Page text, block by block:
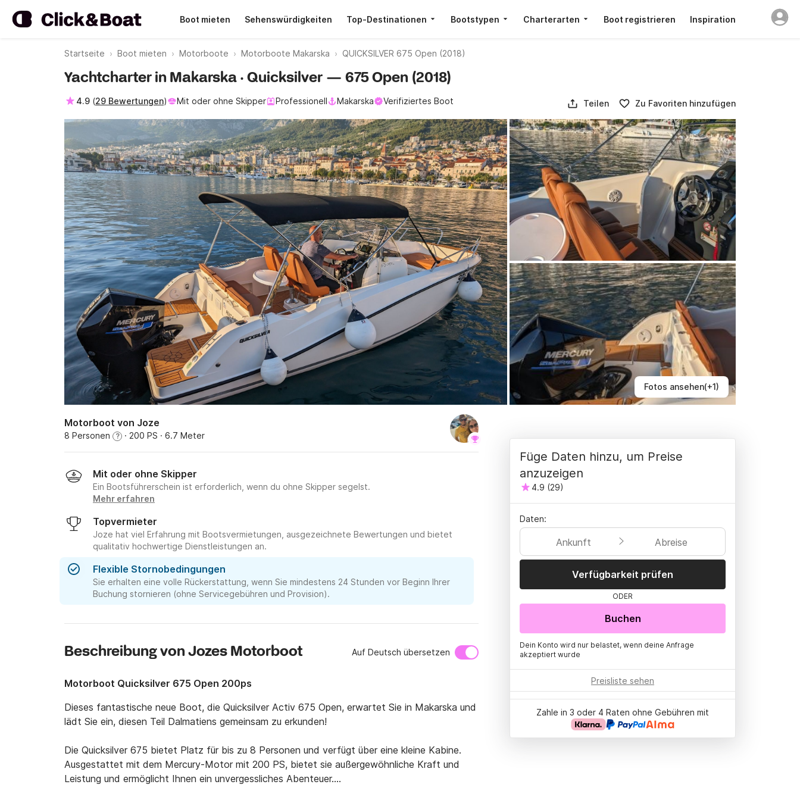
Boot mieten Sehenswürdigkeiten Top-Destinationen Bootstypen Charterarten Boot registrieren Inspiration
Startseite Boot mieten Motorboote Motorboote Makarska QUICKSILVER 675 Open (2018)
Fotos ansehen(+1)
Yachtcharter in Makarska · Quicksilver — 675 Open (2018)
4.9 (29 Bewertungen) Mit oder ohne Skipper Professionell Makarska Verifiziertes Boot Teilen Zu Favoriten hinzufügen
Motorboot von Joze
8 Personen ? · 200 PS · 6.7 Meter
Mit oder ohne Skipper
Ein Bootsführerschein ist erforderlich, wenn du ohne Skipper segelst.
Mehr erfahren
Topvermieter
Joze hat viel Erfahrung mit Bootsvermietungen, ausgezeichnete Bewertungen und bietet
qualitativ hochwertige Dienstleistungen an.
Flexible Stornobedingungen
Sie erhalten eine volle Rückerstattung, wenn Sie mindestens 24 Stunden vor Beginn Ihrer
Buchung stornieren (ohne Servicegebühren und Provision).
Beschreibung von Jozes Motorboot Auf Deutsch übersetzen
Motorboot Quicksilver 675 Open 200ps
Dieses fantastische neue Boot, die Quicksilver Activ 675 Open, erwartet Sie in Makarska und
lädt Sie ein, diesen Teil Dalmatiens gemeinsam zu erkunden!
Die Quicksilver 675 bietet Platz für bis zu 8 Personen und verfügt über eine kleine Kabine.
Ausgestattet mit dem Mercury-Motor mit 200 PS, bietet sie außergewöhnliche Kraft und
Leistung und ermöglicht Ihnen ein unvergessliches Abenteuer.
Füge Daten hinzu, um Preise
anzuzeigen
4.9 (29)
Daten:
Ankunft Abreise
Verfügbarkeit prüfen
ODER
Buchen
Dein Konto wird nur belastet, wenn deine Anfrage
akzeptiert wurde
Preisliste sehen
Zahle in 3 oder 4 Raten ohne Gebühren mit